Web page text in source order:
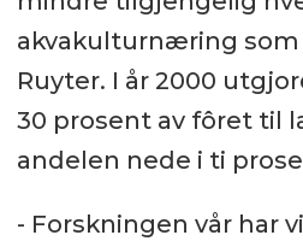
akvakulturnæring som
Ruyter. I år 2000
30 prosent av fôret til
andelen nede i ti
- Forskningen vår har